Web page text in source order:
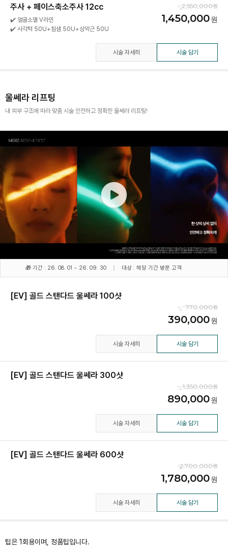
주사 + 페이스축소주사 12cc
✔️ 얼굴소멸 V라인
✔️ 사각턱 50U+침샘 50U+상악근 50U
2,550,000
1,450,000
시술 자세히 시술 담기
울쎄라 리프팅
내 피부 구조에 따라 맞춤 시술 안전하고 정확한 울쎄라 리프팅!
🎁 기간 : 26. 08. 01 ~ 26. 09. 30 대상 : 해당 기간 방문 고객
[EV] 골드 스탠다드 울쎄라 100샷
770,000
390,000
시술 자세히 시술 담기
[EV] 골드 스탠다드 울쎄라 300샷
1,350,000
890,000
시술 자세히 시술 담기
[EV] 골드 스탠다드 울쎄라 600샷
2,700,000
1,780,000
시술 자세히 시술 담기
팁은 1회용이며, 정품팁입니다.